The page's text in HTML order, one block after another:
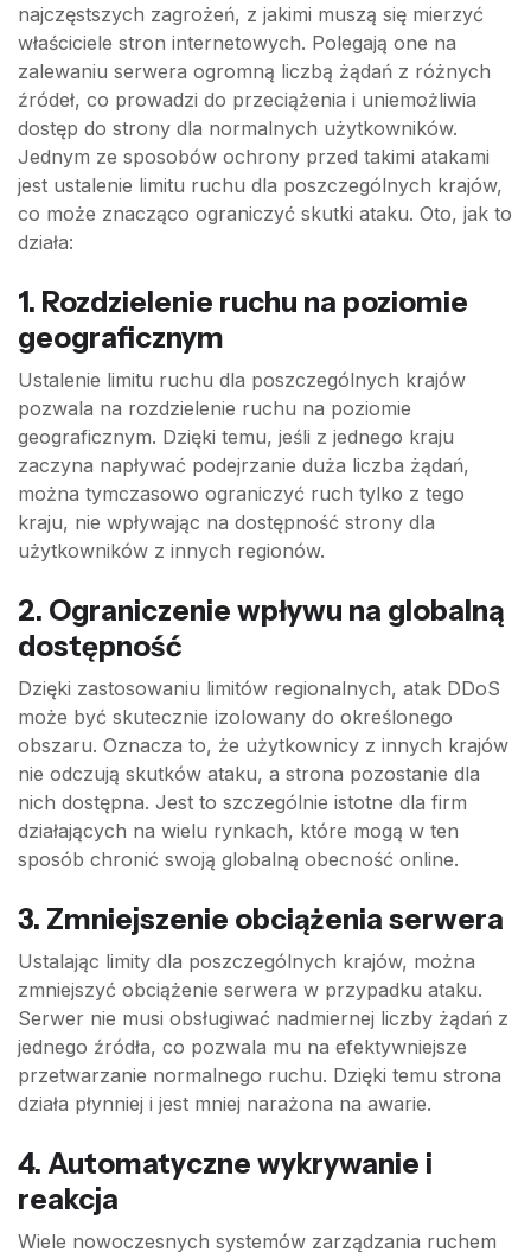
najczęstszych zagrożeń, z jakimi muszą się mierzyć
właściciele stron internetowych. Polegają one na
zalewaniu serwera ogromną liczbą żądań z różnych
źródeł, co prowadzi do przeciążenia i uniemożliwia
dostęp do strony dla normalnych użytkowników.
Jednym ze sposobów ochrony przed takimi atakami
jest ustalenie limitu ruchu dla poszczególnych krajów,
co może znacząco ograniczyć skutki ataku. Oto, jak to
działa:
1. Rozdzielenie ruchu na poziomie
geograficznym
Ustalenie limitu ruchu dla poszczególnych krajów
pozwala na rozdzielenie ruchu na poziomie
geograficznym. Dzięki temu, jeśli z jednego kraju
zaczyna napływać podejrzanie duża liczba żądań,
można tymczasowo ograniczyć ruch tylko z tego
kraju, nie wpływając na dostępność strony dla
użytkowników z innych regionów.
2. Ograniczenie wpływu na globalną
dostępność
Dzięki zastosowaniu limitów regionalnych, atak DDoS
może być skutecznie izolowany do określonego
obszaru. Oznacza to, że użytkownicy z innych krajów
nie odczują skutków ataku, a strona pozostanie dla
nich dostępna. Jest to szczególnie istotne dla firm
działających na wielu rynkach, które mogą w ten
sposób chronić swoją globalną obecność online.
3. Zmniejszenie obciążenia serwera
Ustalając limity dla poszczególnych krajów, można
zmniejszyć obciążenie serwera w przypadku ataku.
Serwer nie musi obsługiwać nadmiernej liczby żądań z
jednego źródła, co pozwala mu na efektywniejsze
przetwarzanie normalnego ruchu. Dzięki temu strona
działa płynniej i jest mniej narażona na awarie.
4. Automatyczne wykrywanie i
reakcja
Wiele nowoczesnych systemów zarządzania ruchem